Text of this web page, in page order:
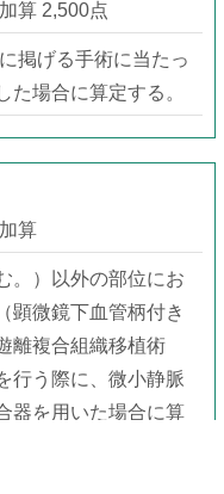
算 2,500点
に掲げる手術に当たっ
場合に算定する。
算
。）以外の部位にお
顕微鏡下血管柄付き
離複合組織移植術
行う際に、微小静脈
器を用いた場合に算